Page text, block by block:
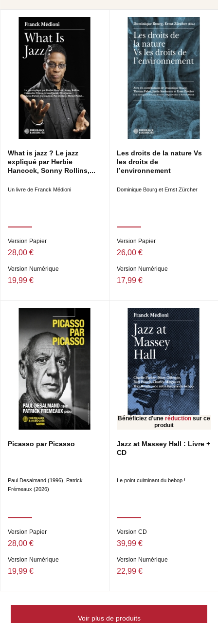
What is jazz ? Le jazz
expliqué par Herbie
Hancock, Sonny Rollins,...
Un livre de Franck Médioni
Version Papier
28,00 €
Version Numérique
19,99 €
Les droits de la nature Vs
les droits de
l’environnement
Dominique Bourg et Ernst Zürcher
Version Papier
26,00 €
Version Numérique
17,99 €
Picasso par Picasso
Paul Desalmand (1996), Patrick
Frémeaux (2026)
Version Papier
28,00 €
Version Numérique
19,99 €
Bénéficiez d'une réduction sur ce
produit
Jazz at Massey Hall : Livre +
CD
Le point culminant du bebop !
Version CD
39,99 €
Version Numérique
22,99 €
Voir plus de produits